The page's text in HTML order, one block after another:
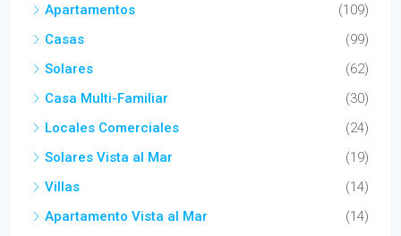
Apartamentos
(109)
Casas
(99)
Solares
(62)
Casa Multi-Familiar
(30)
Locales Comerciales
(24)
Solares Vista al Mar
(19)
Villas
(14)
Apartamento Vista al Mar
(14)